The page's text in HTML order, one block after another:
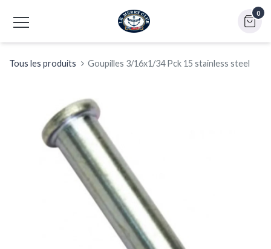
0
Tous les produits Goupilles 3/16x1/34 Pck 15 stainless steel